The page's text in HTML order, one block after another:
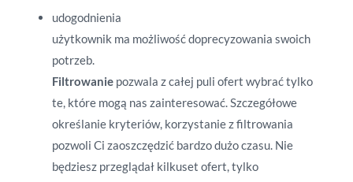
udogodnienia
użytkownik ma możliwość doprecyzowania swoich
potrzeb.
Filtrowanie pozwala z całej puli ofert wybrać tylko
te, które mogą nas zainteresować. Szczegółowe
określanie kryteriów, korzystanie z filtrowania
pozwoli Ci zaoszczędzić bardzo dużo czasu. Nie
będziesz przeglądał kilkuset ofert, tylko